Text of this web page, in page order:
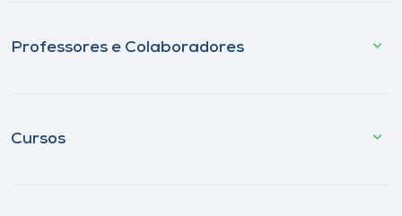
Professores e Colaboradores
Cursos